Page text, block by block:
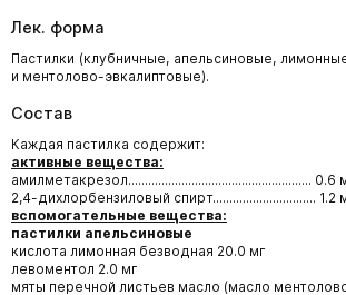
Лек. форма
Пастилки (клубничные, апельсиновые,
и ментолово-эвкалиптовые).
Состав
Каждая пастилка содержит:
активные вещества:
амилметакрезол....................................................... 0.6
2,4-дихлорбензиловый спирт............................... 1.2
вспомогательные вещества:
пастилки апельсиновые
кислота лимонная безводная 20.0 мг
левоментол 2.0 мг
мяты перечной листьев масло (масло